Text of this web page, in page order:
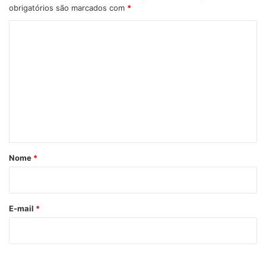
obrigatórios são marcados com *
r
*
Nome *
E-mail *